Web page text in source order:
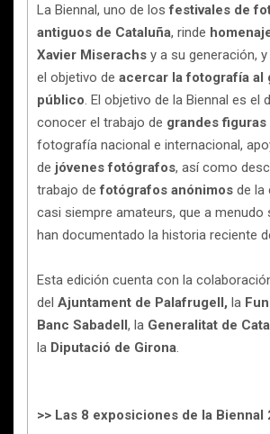
La Biennal, uno de losfestivales de
antiguos de Cataluña, rinde
Xavier Miserachs y a su generación,
el objetivo de acercar la fotografía al
público. El objetivo de la Biennal es el
conocer el trabajo de grandes figuras
fotografía nacional e internacional,
de jóvenes fotógrafos, así como
trabajo defotógrafos anónimos de la
casi siempre amateurs, que a menudo
han documentado la historia reciente
Esta edición cuenta con la
del Ajuntament de Palafrugell, la
Banc Sabadell, la Generalitat de
la Diputació de Girona.
>> Las 8 exposiciones de la Biennal